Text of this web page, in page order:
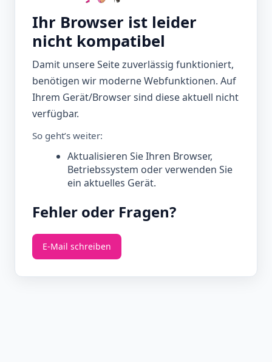
Ihr Browser ist leider
nicht kompatibel
Damit unsere Seite zuverlässig funktioniert,
benötigen wir moderne Webfunktionen. Auf
Ihrem Gerät/Browser sind diese aktuell nicht
verfügbar.
So geht’s weiter:
Aktualisieren Sie Ihren Browser,
Betriebssystem oder verwenden Sie
ein aktuelles Gerät.
Fehler oder Fragen?
E‑Mail schreiben